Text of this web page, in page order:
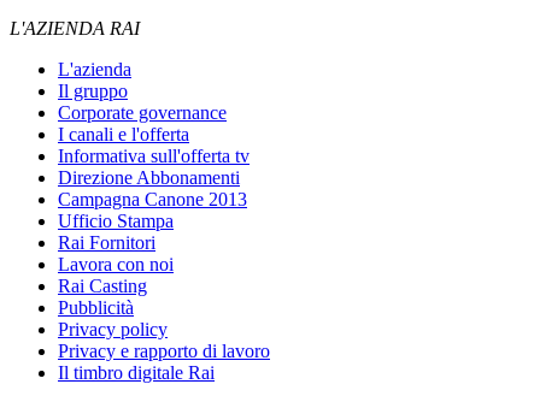
L'AZIENDA RAI
L'azienda
Il gruppo
Corporate governance
I canali e l'offerta
Informativa sull'offerta tv
Direzione Abbonamenti
Campagna Canone 2013
Ufficio Stampa
Rai Fornitori
Lavora con noi
Rai Casting
Pubblicità
Privacy policy
Privacy e rapporto di lavoro
Il timbro digitale Rai